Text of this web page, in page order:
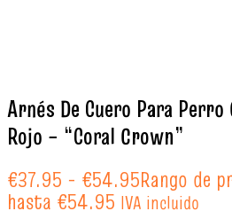
Arnés De Cuero Para
Rojo – “Coral Crown”
€37.95 - €54.95Rango de
hasta €54.95 IVA incluido